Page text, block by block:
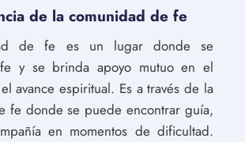
de la comunidad de fe
de fe es un lugar donde se
y se brinda apoyo mutuo en el
avance espiritual. Es a través de la
fe donde se puede encontrar guía,
en momentos de dificultad.